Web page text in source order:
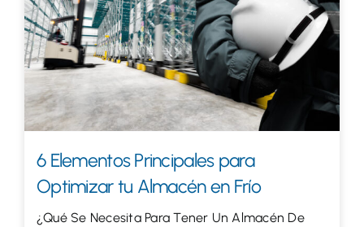
Let’s Talk
6 Elementos Principales para
Optimizar tu Almacén en Frío
¿Qué Se Necesita Para Tener Un Almacén De